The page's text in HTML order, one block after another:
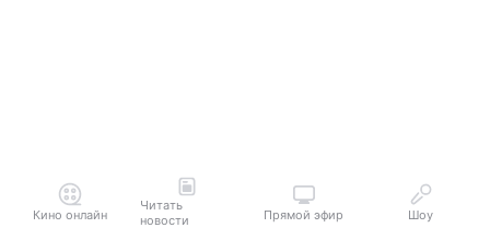
Кино онлайн
Читать
новости
Прямой эфир Шоу